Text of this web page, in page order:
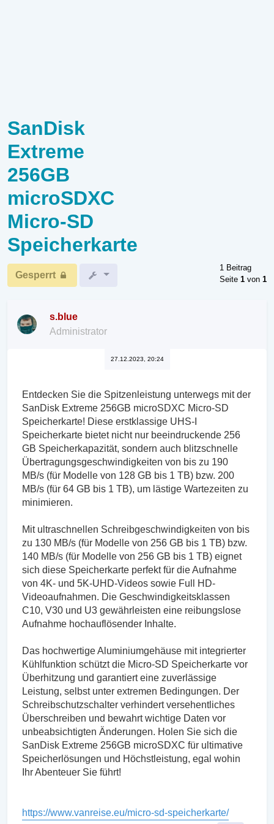
SanDisk
Extreme
256GB
microSDXC
Micro-SD
Speicherkarte
Gesperrt
1 Beitrag
Seite1 von1
s.blue
Administrator
27.12.2023, 20:24
Entdecken Sie die Spitzenleistung unterwegs mit der
SanDisk Extreme 256GB microSDXC Micro-SD
Speicherkarte! Diese erstklassige UHS-I
Speicherkarte bietet nicht nur beeindruckende 256
GB Speicherkapazität, sondern auch blitzschnelle
Übertragungsgeschwindigkeiten von bis zu 190
MB/s (für Modelle von 128 GB bis 1 TB) bzw. 200
MB/s (für 64 GB bis 1 TB), um lästige Wartezeiten zu
minimieren.
Mit ultraschnellen Schreibgeschwindigkeiten von bis
zu 130 MB/s (für Modelle von 256 GB bis 1 TB) bzw.
140 MB/s (für Modelle von 256 GB bis 1 TB) eignet
sich diese Speicherkarte perfekt für die Aufnahme
von 4K- und 5K-UHD-Videos sowie Full HD-
Videoaufnahmen. Die Geschwindigkeitsklassen
C10, V30 und U3 gewährleisten eine reibungslose
Aufnahme hochauflösender Inhalte.
Das hochwertige Aluminiumgehäuse mit integrierter
Kühlfunktion schützt die Micro-SD Speicherkarte vor
Überhitzung und garantiert eine zuverlässige
Leistung, selbst unter extremen Bedingungen. Der
Schreibschutzschalter verhindert versehentliches
Überschreiben und bewahrt wichtige Daten vor
unbeabsichtigten Änderungen. Holen Sie sich die
SanDisk Extreme 256GB microSDXC für ultimative
Speicherlösungen und Höchstleistung, egal wohin
Ihr Abenteuer Sie führt!
https://www.vanreise.eu/micro-sd-speicherkarte/